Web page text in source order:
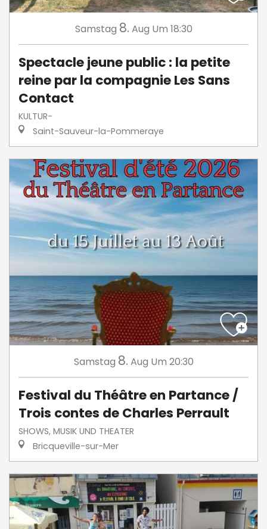
Samstag 8. Aug Um 18:30
Spectacle jeune public : la petite
reine par la compagnie Les Sans
Contact
KULTUR-
Saint-Sauveur-la-Pommeraye
Samstag 8. Aug Um 20:30
Festival du Théâtre en Partance /
Trois contes de Charles Perrault
SHOWS, MUSIK UND THEATER
Bricqueville-sur-Mer